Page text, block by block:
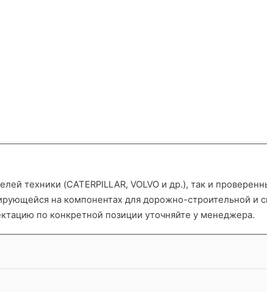
техники (CATERPILLAR, VOLVO и др.), так и
на компонентах для дорожно-строительной и
по конкретной позиции уточняйте у менеджера.